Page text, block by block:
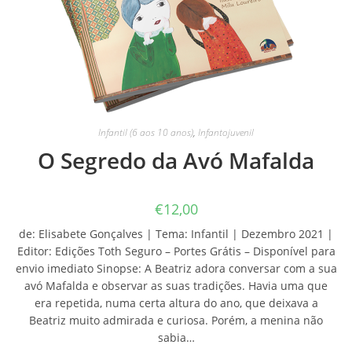
Infantil (6 aos 10 anos), Infantojuvenil
O Segredo da Avó Mafalda
€12,00
de: Elisabete Gonçalves | Tema: Infantil | Dezembro 2021 |
Editor: Edições Toth Seguro – Portes Grátis – Disponível para
envio imediato Sinopse: A Beatriz adora conversar com a sua
avó Mafalda e observar as suas tradições. Havia uma que
era repetida, numa certa altura do ano, que deixava a
Beatriz muito admirada e curiosa. Porém, a menina não
sabia…